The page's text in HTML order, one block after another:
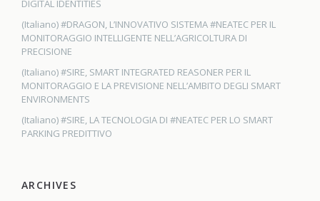
DIGITAL IDENTITIES
(Italiano) #DRAGON, L’INNOVATIVO SISTEMA #NEATEC PER IL
MONITORAGGIO INTELLIGENTE NELL’AGRICOLTURA DI
PRECISIONE
(Italiano) #SIRE, SMART INTEGRATED REASONER PER IL
MONITORAGGIO E LA PREVISIONE NELL’AMBITO DEGLI SMART
ENVIRONMENTS
(Italiano) #SIRE, LA TECNOLOGIA DI #NEATEC PER LO SMART
PARKING PREDITTIVO
ARCHIVES